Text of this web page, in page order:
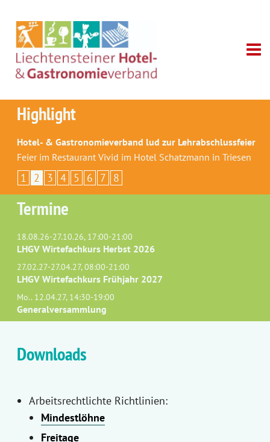
Highlight
Hotel- & Gastronomieverband lud zur Lehrabschlussfeier
Feier im Restaurant Vivid im Hotel Schatzmann in Triesen
1 2 3 4 5 6 7 8
Termine
18.08.26-27.10.26, 17:00-21:00
LHGV Wirtefachkurs Herbst 2026
27.02.27-27.04.27, 08:00-21:00
LHGV Wirtefachkurs Frühjahr 2027
Mo.. 12.04.27, 14:30-19:00
Generalversammlung
Downloads
Arbeitsrechtlichte Richtlinien:
Mindestlöhne
Freitage